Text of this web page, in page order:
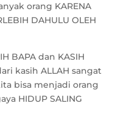
orang KARENA
DAHULU OLEH
BAPA dan KASIH
kasih ALLAH sangat
bisa menjadi orang
HIDUP SALING